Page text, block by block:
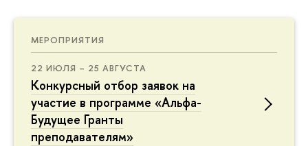
МЕРОПРИЯТИЯ
22 ИЮЛЯ – 25 АВГУСТА
Конкурсный отбор заявок на
участие в программе «Альфа-
Будущее Гранты
преподавателям»